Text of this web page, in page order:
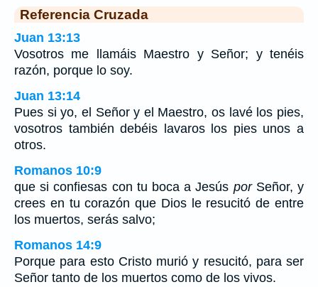
Referencia Cruzada
Juan 13:13
Vosotros me llamáis Maestro y Señor; y tenéis
razón, porque lo soy.
Juan 13:14
Pues si yo, el Señor y el Maestro, os lavé los pies,
vosotros también debéis lavaros los pies unos a
otros.
Romanos 10:9
que si confiesas con tu boca a Jesús porSeñor, y
crees en tu corazón que Dios le resucitó de entre
los muertos, serás salvo;
Romanos 14:9
Porque para esto Cristo murió y resucitó, para ser
Señor tanto de los muertos como de los vivos.